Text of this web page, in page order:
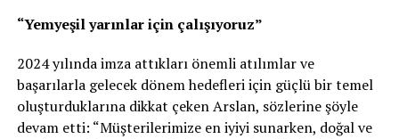
“Yemyeşil yarınlar için çalışıyoruz”
2024 yılında imza attıkları önemli atılımlar ve
başarılarla gelecek dönem hedefleri için güçlü bir temel
oluşturduklarına dikkat çeken Arslan, sözlerine şöyle
devam etti: “Müşterilerimize en iyiyi sunarken, doğal ve